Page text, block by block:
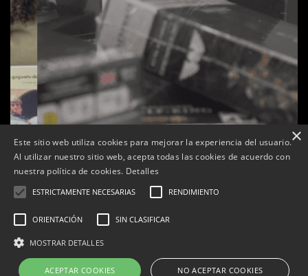
La botiga L’K de Balaguer es converteix en nou punt
Correu electrònic:info@tarrega.tv
×
Este sitio web utiliza cookies para mejorar la experiencia del usuario.
Al utilizar nuestro sitio web, acepta todas las cookies de acuerdo con
nuestra política de cookies. Detalles
ESTRICTAMENTE NECESARIAS RENDIMIENTO
ORIENTACIÓN SIN CLASIFICAR
MOSTRAR DETALLES
ACEPTAR COOKIES NO ACEPTAR COOKIES